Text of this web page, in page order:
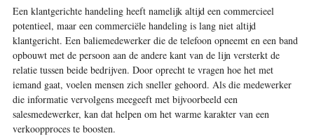
Een klantgerichte handeling heeft namelijk altijd een commercieel
potentieel, maar een commerciële handeling is lang niet altijd
klantgericht. Een baliemedewerker die de telefoon opneemt en een band
opbouwt met de persoon aan de andere kant van de lijn versterkt de
relatie tussen beide bedrijven. Door oprecht te vragen hoe het met
iemand gaat, voelen mensen zich sneller gehoord. Als die medewerker
die informatie vervolgens meegeeft met bijvoorbeeld een
salesmedewerker, kan dat helpen om het warme karakter van een
verkoopproces te boosten.